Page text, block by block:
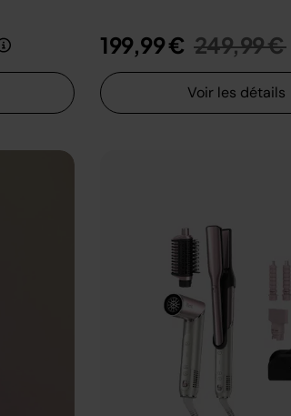
199,99 € Prix réduit
249,99 €
Voir les détails